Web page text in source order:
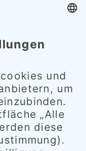
freuen uns
den
dann
werden